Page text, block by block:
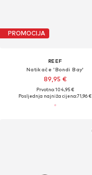
PROMOCIJA
REEF
Natikače 'Bondi Bay'
89,95 €
Prvotno: 104,95 €
Posljednja najniža cijena:71,96 €